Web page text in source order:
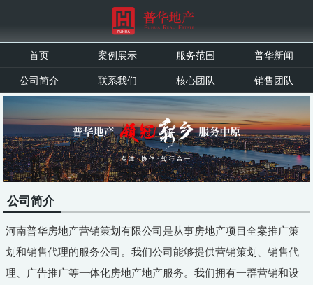
首页 案例展示 服务范围
普华新闻
公司简介
联系我们 核心团队 销售团队
公司简介
河南普华房地产营销策划有限公司是从事房地产项目全案推广策
划和销售代理的服务公司。我们公司能够提供营销策划、销售代
理、广告推广等一体化房地产地产服务。我们拥有一群营销和设